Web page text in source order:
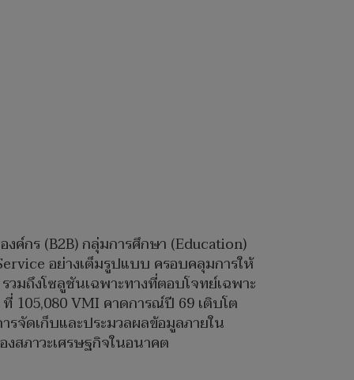
ค์กร (B2B) กลุ่มการศึกษา (Education)
อย่างเต็มรูปแบบ ครอบคลุมการให้
มถึงโซลูชันเฉพาะทางที่ตอบโจทย์เฉพาะ
105,080 VMI คาดการณ์ปี 69 เติบโต
จัดเก็บและประมวลผลข้อมูลภายใน
สภาวะเศรษฐกิจในอนาคต